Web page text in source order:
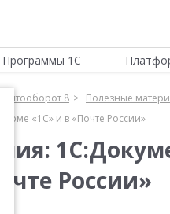
Программы 1С
8 Полезные
«1С» и в «Почте России»
России»